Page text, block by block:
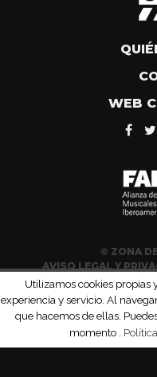
WEB
© ZONA
AVISO LEGAL Y
Utilizamos cookies propias
experiencia y servicio. Al
que hacemos de ellas.
momento .